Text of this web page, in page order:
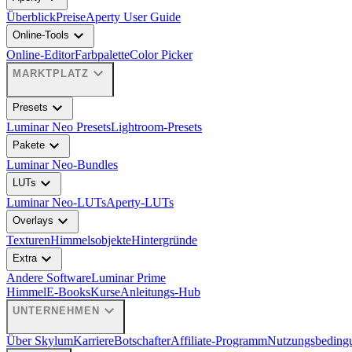
ÜberblickPreiseAperty User Guide
Online-Tools expand_more
Online-EditorFarbpaletteColor Picker
MARKTPLATZ expand_more
Presets expand_more
Luminar Neo PresetsLightroom-Presets
Pakete expand_more
Luminar Neo-Bundles
LUTs expand_more
Luminar Neo-LUTsAperty-LUTs
Overlays expand_more
TexturenHimmelsobjekteHintergründe
Extraexpand_more
Andere SoftwareLuminar Prime
HimmelE-BooksKurseAnleitungs-Hub
UNTERNEHMEN expand_more
Über SkylumKarriereBotschafterAffiliate-Programm